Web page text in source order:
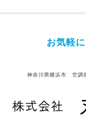
お気軽
神奈川県横浜市 空調